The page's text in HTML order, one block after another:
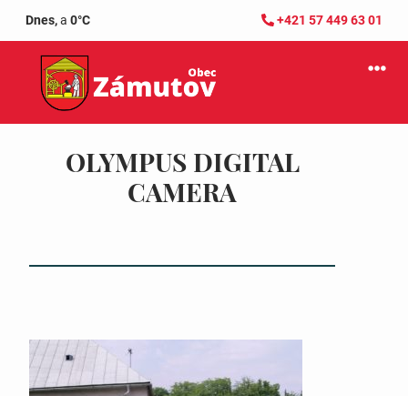
Dnes,a 0°C +421 57 449 63 01
OLYMPUS DIGITAL
CAMERA